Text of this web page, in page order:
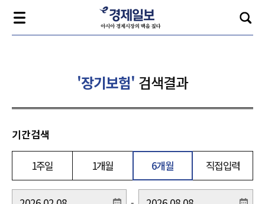
'장기보험' 검색결과
기간검색
1주일 1개월 6개월 직접입력